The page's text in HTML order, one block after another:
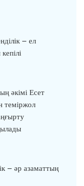
– ел
әкімі Есет
теміржол
– әр азаматтың